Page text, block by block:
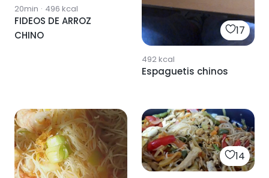
20min · 496 kcal
FIDEOS DE ARROZ
CHINO
17
492kcal
Espaguetis chinos
14